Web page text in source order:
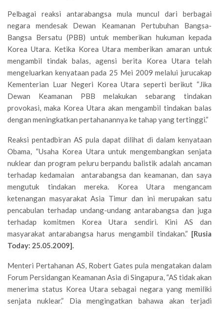
Pelbagai reaksi antarabangsa mula muncul dari berbagai
negara mendesak Dewan Keamanan Pertubuhan Bangsa-
Bangsa Bersatu (PBB) untuk memberikan hukuman kepada
Korea Utara. Ketika Korea Utara memberikan amaran untuk
mengambil tindak balas, agensi berita Korea Utara telah
mengeluarkan kenyataan pada 25 Mei 2009 melalui jurucakap
Kementerian Luar Negeri Korea Utara seperti berikut “Jika
Dewan Keamanan PBB melakukan sebarang tindakan
provokasi, maka Korea Utara akan mengambil tindakan balas
dengan meningkatkan pertahanannya ke tahap yang tertinggi.”
Reaksi pentadbiran AS pula dapat dilihat di dalam kenyataan
Obama, “Usaha Korea Utara untuk mengembangkan senjata
nuklear dan program peluru berpandu balistik adalah ancaman
terhadap kedamaian antarabangsa dan keamanan, dan saya
mengutuk tindakan mereka. Korea Utara mengancam
ketenangan masyarakat Asia Timur dan ini merupakan satu
pencabulan terhadap undang-undang antarabangsa dan juga
terhadap komitmen Korea Utara sendiri. Kini AS dan
masyarakat antarabangsa harus mengambil tindakan.” [Rusia
Today: 25.05.2009].
Menteri Pertahanan AS, Robert Gates pula mengatakan dalam
Forum Persidangan Keamanan Asia di Singapura, “AS tidak akan
menerima status Korea Utara sebagai negara yang memiliki
senjata nuklear.” Dia mengingatkan bahawa akan terjadi